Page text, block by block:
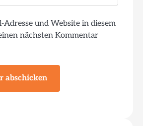
Adresse und Website in diesem
nächsten Kommentar